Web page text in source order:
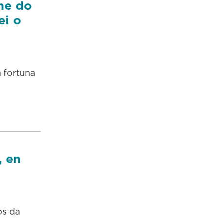
do
o
fortuna
en
da